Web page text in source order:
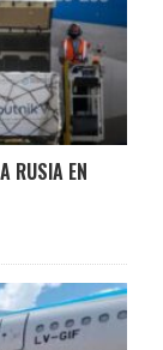
RUSIA EN